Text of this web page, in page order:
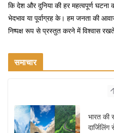
कि देश और दुनिया की हर महत्वपूर्ण घटना
भेदभाव या पूर्वाग्रह के। हम जनता की
निष्पक्ष रूप से प्रस्तुत करने में विश्वास
समाचार
भारत